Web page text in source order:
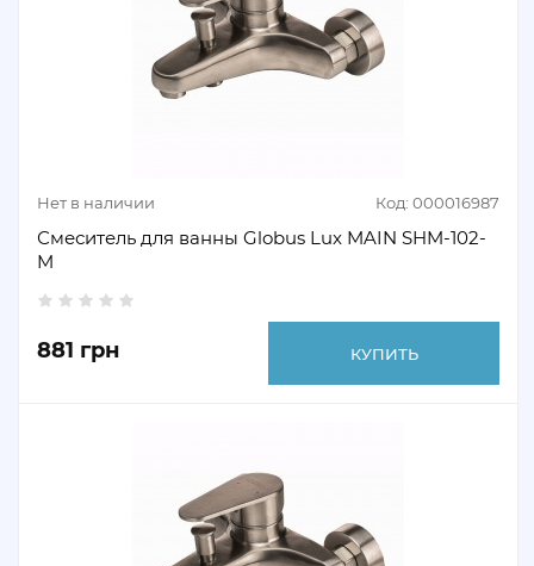
Нет в наличии Код: 000016987
Смеситель для ванны Globus Lux MAIN SHM-102-
M
881 грн КУПИТЬ